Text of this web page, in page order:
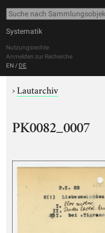
Systematik
Nutzungsrechte
Anmelden zur Recherche
EN / DE
›Lautarchiv
PK0082_0007